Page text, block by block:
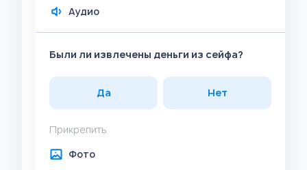
Аудио
Были ли извлечены деньги из сейфа?
Да Нет
Прикрепить
Фото